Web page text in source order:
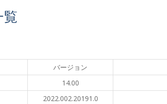
バージョン
14.00
2022.002.20191.0